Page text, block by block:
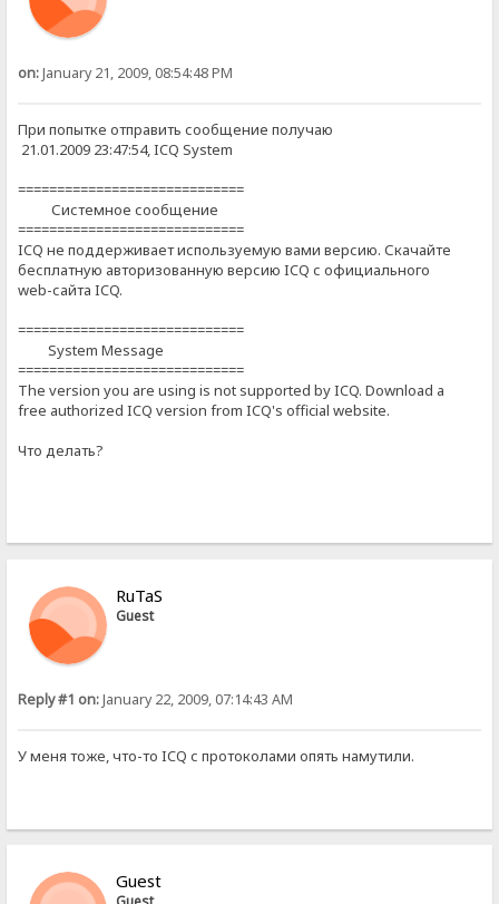
on:January 21, 2009, 08:54:48 PM
При попытке отправить сообщение получаю
21.01.2009 23:47:54, ICQ System
=============================
Системное сообщение
=============================
ICQ не поддерживает используемую вами версию. Скачайте
бесплатную авторизованную версию ICQ с официального
web-сайта ICQ.
=============================
System Message
=============================
The version you are using is not supported by ICQ. Download a
free authorized ICQ version from ICQ's official website.
Что делать?
RuTaS
Guest
Reply #1 on:January 22, 2009, 07:14:43 AM
У меня тоже, что-то ICQ с протоколами опять намутили.
Guest